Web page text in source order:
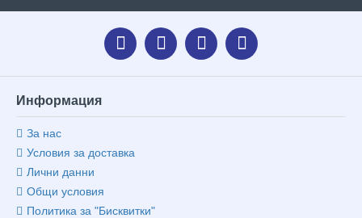
Информация
За нас
Условия за доставка
Лични данни
Общи условия
Политика за "Бисквитки"